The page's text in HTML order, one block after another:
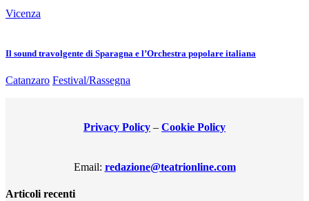
Vicenza
Il sound travolgente di Sparagna e l’Orchestra popolare italiana
Catanzaro Festival/Rassegna
Privacy Policy – Cookie Policy
Email: redazione@teatrionline.com
Articoli recenti